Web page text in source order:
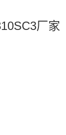
厂家